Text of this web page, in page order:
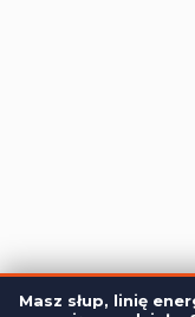
Masz słup, linię
Dane będą